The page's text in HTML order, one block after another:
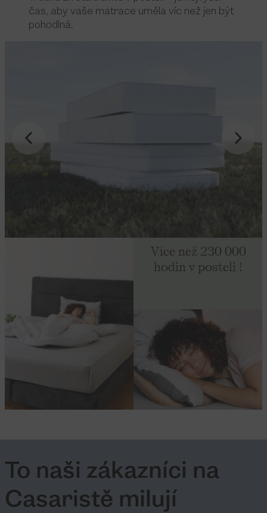
čas, aby vaše matrace uměla víc než jen být
pohodlná.
Více než 230 000
hodin v posteli !
To naši zákazníci na
Casaristě milují